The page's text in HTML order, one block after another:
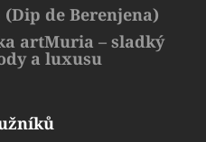
de Berenjena)
artMuria – sladký
a luxusu